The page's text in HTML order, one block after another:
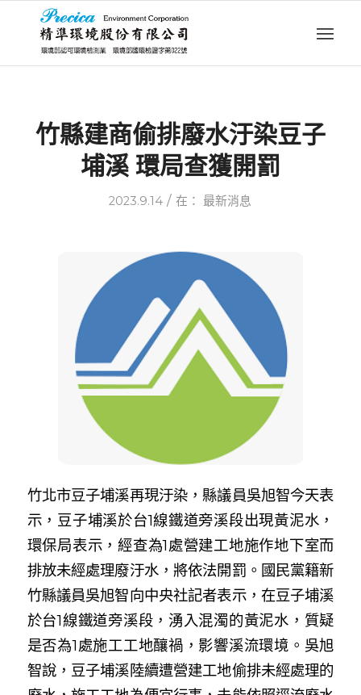
竹縣建商偷排廢水汙染豆子
埔溪 環局查獲開罰
2023.9.14 / 在： 最新消息
竹北市豆子埔溪再現汙染，縣議員吳旭智今天表
示，豆子埔溪於台1線鐵道旁溪段出現黃泥水，
環保局表示，經查為1處營建工地施作地下室而
排放未經處理廢汙水，將依法開罰。 國民黨籍新
竹縣議員吳旭智向中央社記者表示，在豆子埔溪
於台1線鐵道旁溪段，湧入混濁的黃泥水，質疑
是否為1處施工工地釀禍，影響溪流環境。 吳旭
智說，豆子埔溪陸續遭營建工地偷排未經處理的